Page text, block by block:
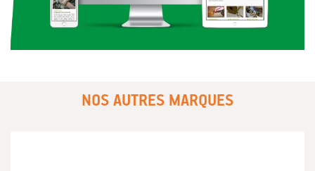
NOS AUTRES MARQUES